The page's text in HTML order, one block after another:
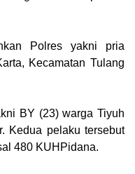
Polres yakni pria
Kecamatan Tulang
BY (23) warga Tiyuh
Kedua pelaku tersebut
480 KUHPidana.